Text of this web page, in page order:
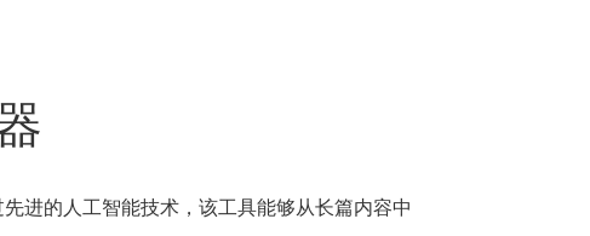
进的人工智能技术，该工具能够从长篇内容中